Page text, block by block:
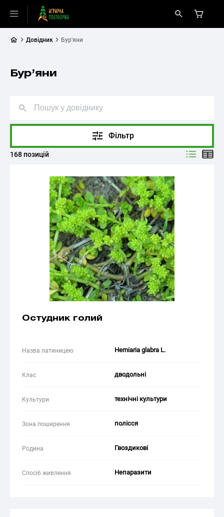
Довідник Бур'яни
Бур’яни
Фільтр
168 позицій
Остудник голий
Назва латиницею Herniaria glabra L.
Клас дводольні
Культури технічні культури
Зона поширення полісся
Родина Гвоздикові
Спосіб живлення Непаразити